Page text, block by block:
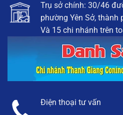
Trụ sở chính: 30/46
phường Yên Sở, thành
Và 15 chi nhánh trên
Điện thoại tư vấn